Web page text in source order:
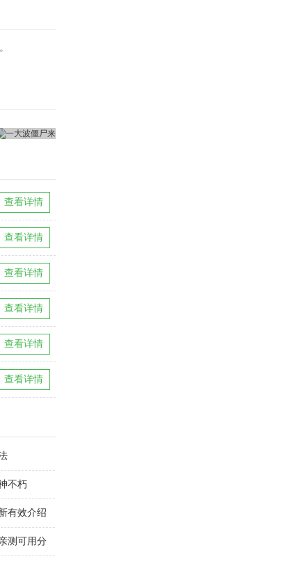
查看详情
查看详情
查看详情
查看详情
查看详情
查看详情
不朽
有效介绍
测可用分